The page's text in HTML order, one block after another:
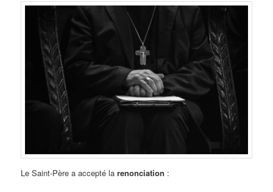
Le Saint-Père a accepté larenonciation :